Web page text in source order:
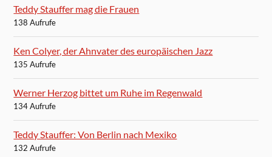
Teddy Stauffer mag die Frauen
138 Aufrufe
Ken Colyer, der Ahnvater des europäischen Jazz
135 Aufrufe
Werner Herzog bittet um Ruhe im Regenwald
134 Aufrufe
Teddy Stauffer: Von Berlin nach Mexiko
132 Aufrufe